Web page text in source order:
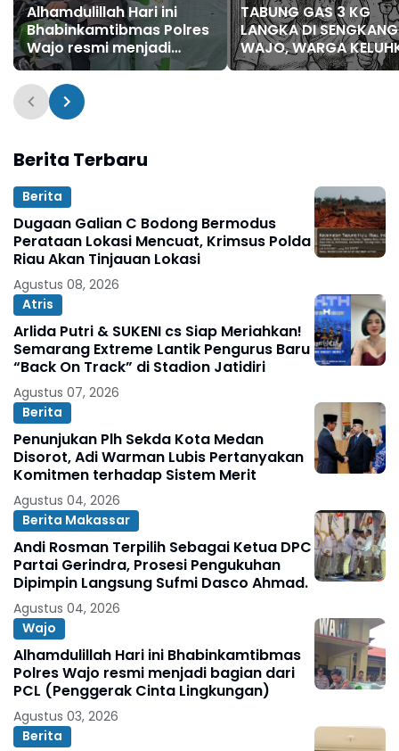
Alhamdulillah Hari ini
Bhabinkamtibmas Polres
Wajo resmi menjadi
bagian dari PCL
(Penggerak Cinta
Lingkungan)
TABUNG GAS 3 KG
LANGKA DI SENGKANG
WAJO, WARGA
HARGA MELONJAK
Berita Terbaru
Berita
Dugaan Galian C Bodong Bermodus
Perataan Lokasi Mencuat, Krimsus Polda
Riau Akan Tinjauan Lokasi
Agustus 08, 2026
Atris
Arlida Putri & SUKENI cs Siap Meriahkan!
Semarang Extreme Lantik Pengurus Baru
“Back On Track” di Stadion Jatidiri
Agustus 07, 2026
Berita
Penunjukan Plh Sekda Kota Medan
Disorot, Adi Warman Lubis Pertanyakan
Komitmen terhadap Sistem Merit
Agustus 04, 2026
Berita Makassar
Andi Rosman Terpilih Sebagai Ketua DPC
Partai Gerindra, Prosesi Pengukuhan
Dipimpin Langsung Sufmi Dasco Ahmad.
Agustus 04, 2026
Wajo
Alhamdulillah Hari ini Bhabinkamtibmas
Polres Wajo resmi menjadi bagian dari
PCL (Penggerak Cinta Lingkungan)
Agustus 03, 2026
Berita